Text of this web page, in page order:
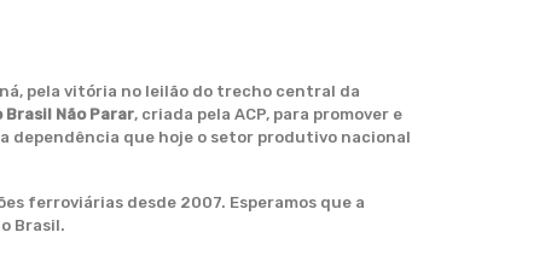
pela vitória no leilão do trecho central da
Brasil Não Parar, criada pela ACP, para promover e
dependência que hoje o setor produtivo nacional
ferroviárias desde 2007. Esperamos que a
Brasil.